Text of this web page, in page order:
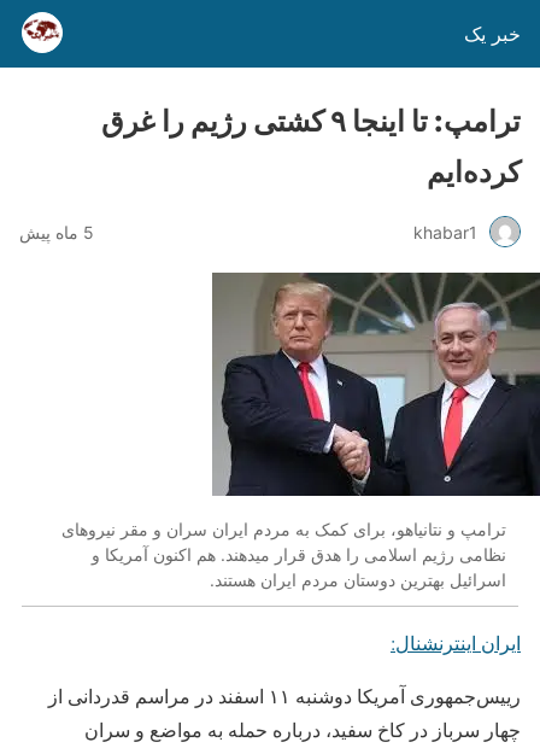
خبر یک
ترامپ: تا اینجا ۹ کشتی رژیم را غرق
کرده‌ایم
khabar1 5 ماه پیش
ترامپ و نتانیاهو، برای کمک به مردم ایران سران و مقر نیروهای
نظامی رژیم اسلامی را هدق قرار میدهند. هم اکنون آمریکا و
اسرائیل بهترین دوستان مردم ایران هستند.
ایران اینترنشنال:
رییس‌جمهوری آمریکا دوشنبه ۱۱ اسفند در مراسم قدردانی از
چهار سرباز در کاخ سفید، درباره حمله به مواضع و سران